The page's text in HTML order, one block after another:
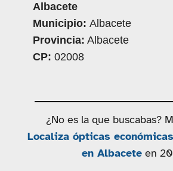
Albacete
Municipio: Albacete
Provincia: Albacete
CP: 02008
¿No es la que buscabas?
Localiza ópticas
en Albacete en